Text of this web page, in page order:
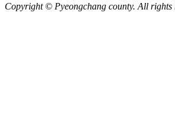
Copyright © Pyeongchang county. All rights